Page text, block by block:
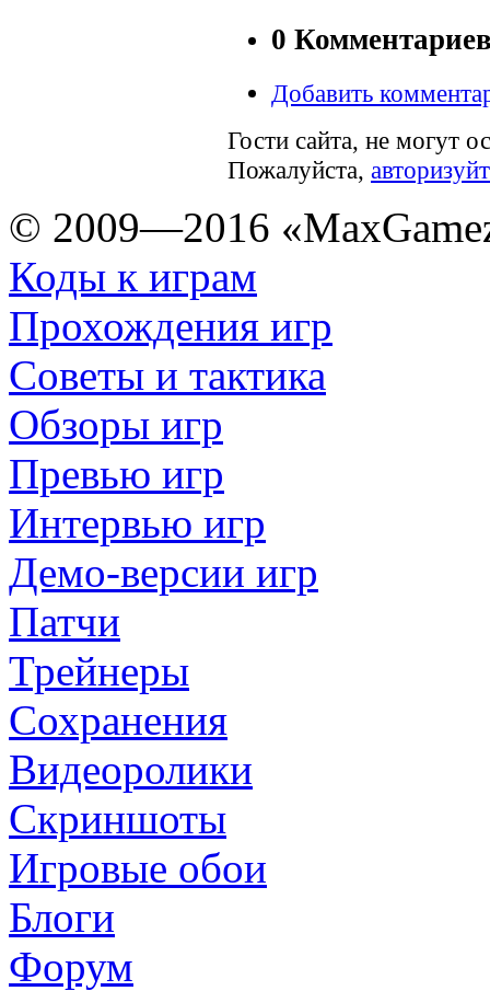
0
Добавить
Гости сайта, не могут
Пожалуйста,
© 2009—2016
Коды к играм
Прохождения игр
Советы и тактика
Обзоры игр
Превью игр
Интервью игр
Демо-версии игр
Патчи
Трейнеры
Сохранения
Видеоролики
Скриншоты
Игровые обои
Блоги
Форум